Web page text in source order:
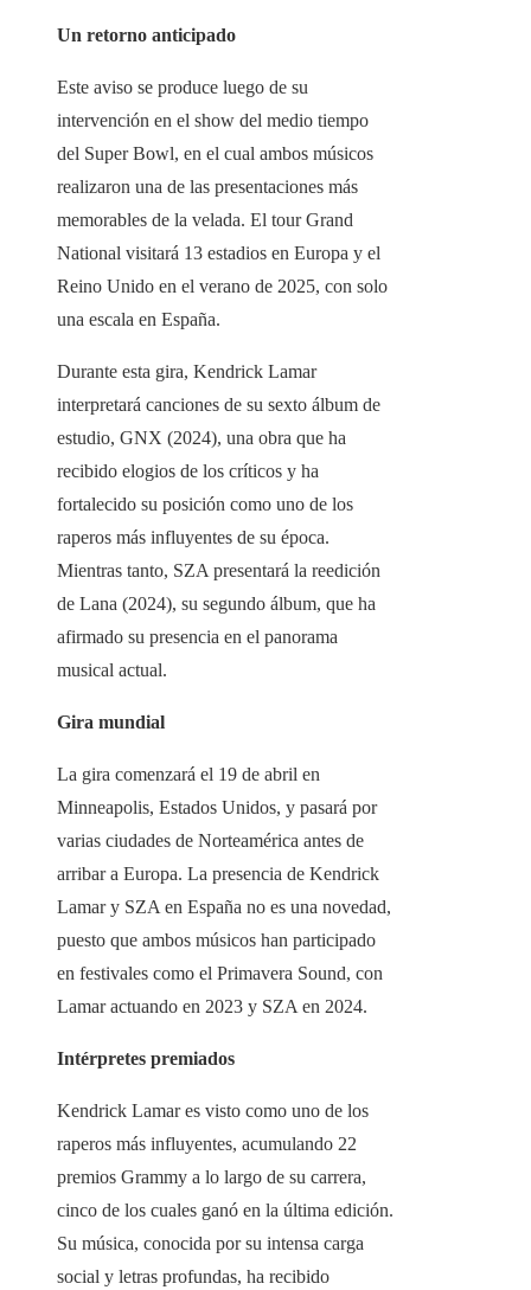
Un retorno anticipado
Este aviso se produce luego de su
intervención en el show del medio tiempo
del Super Bowl, en el cual ambos músicos
realizaron una de las presentaciones más
memorables de la velada. El tour Grand
National visitará 13 estadios en Europa y el
Reino Unido en el verano de 2025, con solo
una escala en España.
Durante esta gira, Kendrick Lamar
interpretará canciones de su sexto álbum de
estudio, GNX (2024), una obra que ha
recibido elogios de los críticos y ha
fortalecido su posición como uno de los
raperos más influyentes de su época.
Mientras tanto, SZA presentará la reedición
de Lana (2024), su segundo álbum, que ha
afirmado su presencia en el panorama
musical actual.
Gira mundial
La gira comenzará el 19 de abril en
Minneapolis, Estados Unidos, y pasará por
varias ciudades de Norteamérica antes de
arribar a Europa. La presencia de Kendrick
Lamar y SZA en España no es una novedad,
puesto que ambos músicos han participado
en festivales como el Primavera Sound, con
Lamar actuando en 2023 y SZA en 2024.
Intérpretes premiados
Kendrick Lamar es visto como uno de los
raperos más influyentes, acumulando 22
premios Grammy a lo largo de su carrera,
cinco de los cuales ganó en la última edición.
Su música, conocida por su intensa carga
social y letras profundas, ha recibido